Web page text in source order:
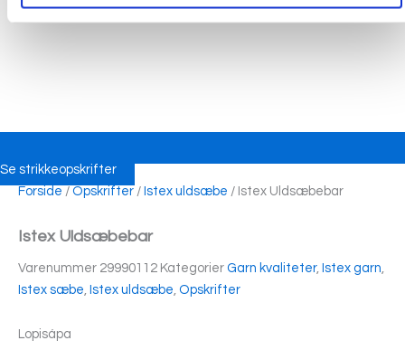
Se strikkeopskrifter
Forside / Opskrifter / Istex uldsæbe / Istex Uldsæbebar
Istex Uldsæbebar
Varenummer 29990112 Kategorier Garn kvaliteter, Istex garn
Istex sæbe
Istex uldsæbe Opskrifter
Lopisápa